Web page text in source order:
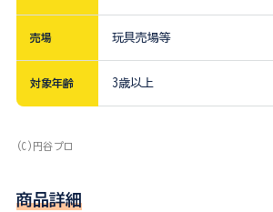
売場 玩具売場等
対象年齢 3歳以上
(C)円谷プロ
商品詳細